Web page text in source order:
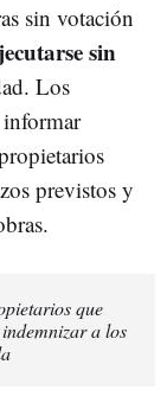
sin votación
sin
Los
previstos y
que
a los